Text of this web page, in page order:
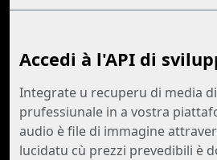
Accedi à l'API di
Integrate u recuperu di media
prufessiunale in a vostra
audio è file di immagine
lucidatu cù prezzi prevedibili è